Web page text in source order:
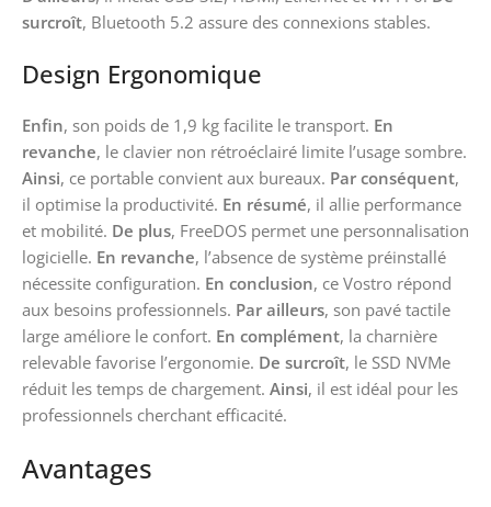
surcroît, Bluetooth 5.2 assure des connexions stables.
Design Ergonomique
Enfin, son poids de 1,9 kg facilite le transport. En
revanche, le clavier non rétroéclairé limite l’usage sombre.
Ainsi, ce portable convient aux bureaux. Par conséquent,
il optimise la productivité. En résumé, il allie performance
et mobilité. De plus, FreeDOS permet une personnalisation
logicielle. En revanche, l’absence de système préinstallé
nécessite configuration. En conclusion, ce Vostro répond
aux besoins professionnels. Par ailleurs, son pavé tactile
large améliore le confort. En complément, la charnière
relevable favorise l’ergonomie. De surcroît, le SSD NVMe
réduit les temps de chargement. Ainsi, il est idéal pour les
professionnels cherchant efficacité.
Avantages